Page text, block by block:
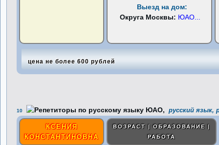
Выезд на дом:
Округа Москвы: ЮАО
цена не более 600 рублей
10 русский
КСЕНИЯ
КОНСТАНТИНОВНА
ВОЗРАСТ | ОБРАЗОВАНИЕ |
РАБОТА